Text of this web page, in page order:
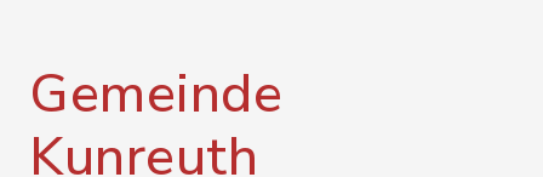
Gemeinde
Kunreuth